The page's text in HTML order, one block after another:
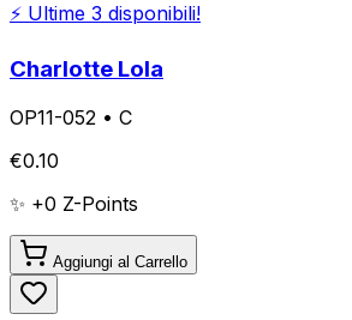
⚡ Ultime 3 disponibili!
Charlotte Lola
OP11-052 • C
€0.10
✨ +0 Z-Points
Aggiungi al Carrello